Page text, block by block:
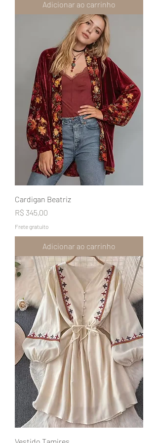
Adicionar ao carrinho
Cardigan Beatriz
Preço
R$ 345,00
Frete gratuito
Adicionar ao carrinho